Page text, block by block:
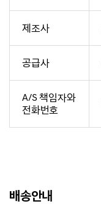
제조사
공급사
A/S 책임자와
전화번호
배송안내